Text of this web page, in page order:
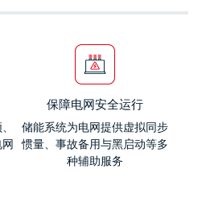
保障电网安全运行
储能系统为电网提供虚拟同步
惯量、事故备用与黑启动等多
种辅助服务